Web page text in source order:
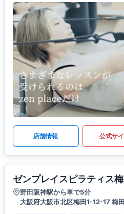
店舗情報 公式サ
ゼンプレイスピラティス
野田阪神駅から車で5分
大阪府大阪市北区梅田1-12-17 梅